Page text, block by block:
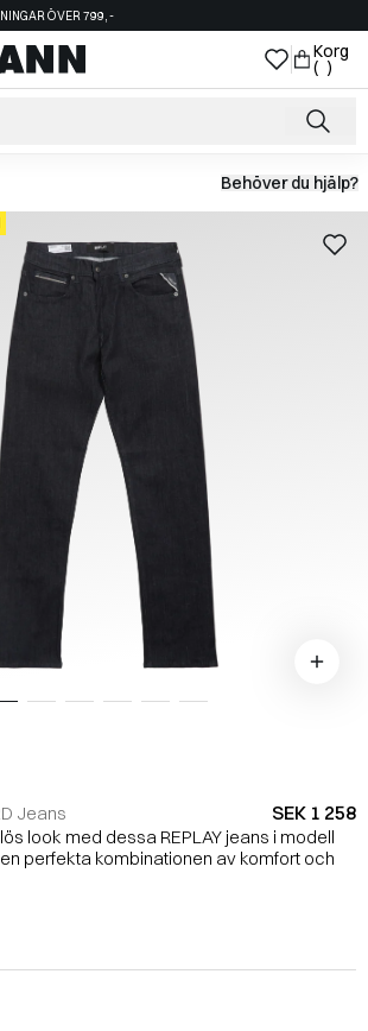
ÖVER 799,-
Korg
( )
Behöver du hjälp?
Jeans SEK 1 258
look med dessa REPLAY jeans i modell
perfekta kombinationen av komfort och